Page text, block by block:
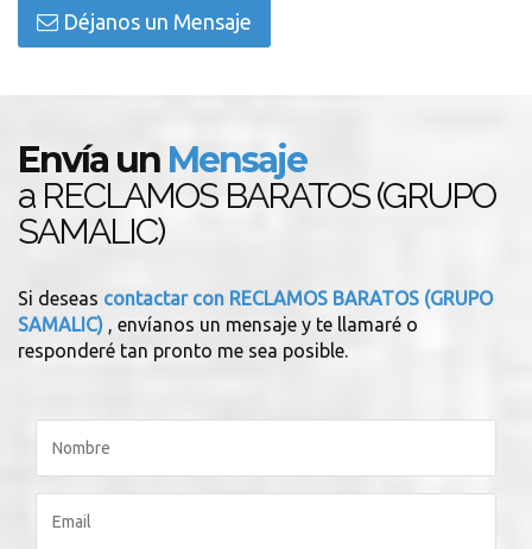
Déjanos un Mensaje
Envía un Mensaje
a RECLAMOS BARATOS (GRUPO
SAMALIC)
Si deseas contactar con RECLAMOS BARATOS (GRUPO
SAMALIC) , envíanos un mensaje y te llamaré o
responderé tan pronto me sea posible.